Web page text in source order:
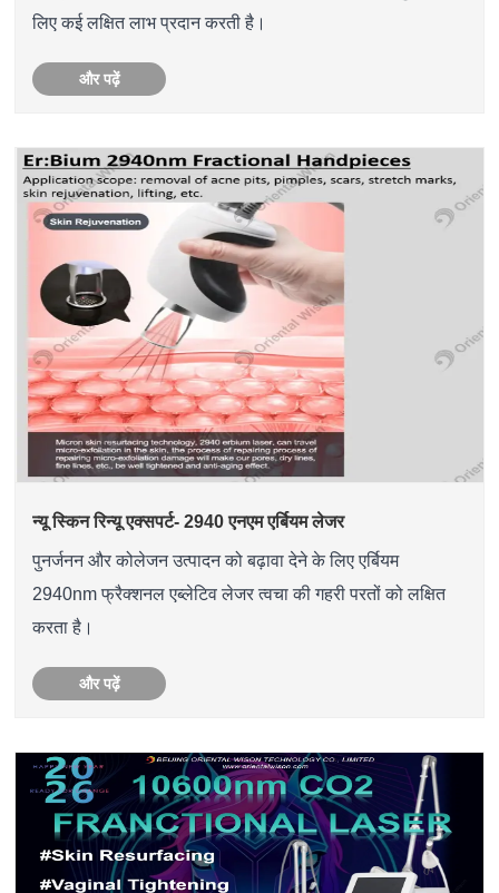
लिए कई लक्षित लाभ प्रदान करती है।
और पढ़ें
न्यू स्किन रिन्यू एक्सपर्ट- 2940 एनएम एर्बियम लेजर
पुनर्जनन और कोलेजन उत्पादन को बढ़ावा देने के लिए एर्बियम
2940nm फ्रैक्शनल एब्लेटिव लेजर त्वचा की गहरी परतों को लक्षित
करता है।
और पढ़ें